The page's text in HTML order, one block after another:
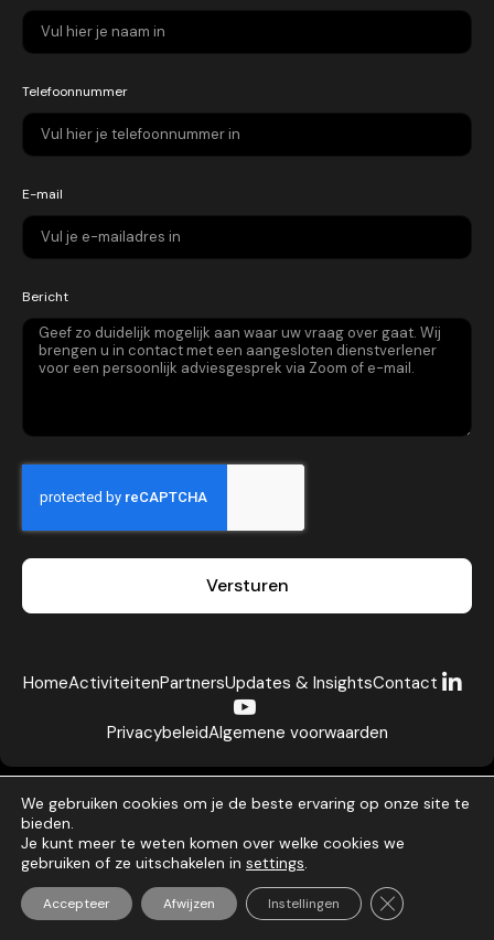
Telefoonnummer
E-mail
Bericht
Versturen
HomeActiviteitenPartnersUpdates & InsightsContact
PrivacybeleidAlgemene voorwaarden
Alle rechten voorbehouden ©2026
Netherlands Turkish Trade Foundation
Gemaakt door maakeenwebsitevoormij.nl
We gebruiken cookies om je de beste ervaring op onze site te
bieden.
Je kunt meer te weten komen over welke cookies we
gebruiken of ze uitschakelen in settings.
Accepteer Afwijzen Instellingen Sluit AVG/